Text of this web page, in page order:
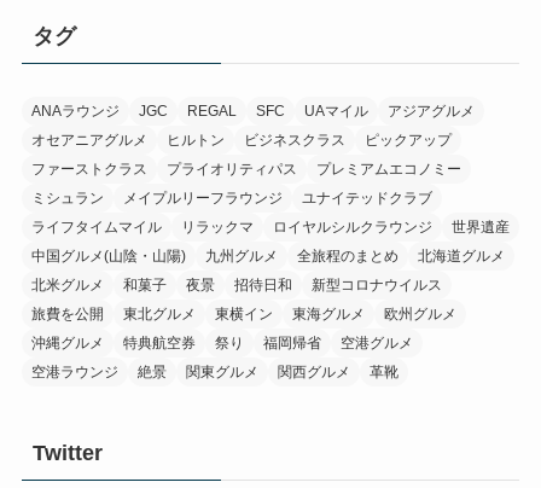
ブ
タグ
ANAラウンジ JGC REGAL SFC UAマイル
アジアグルメ
オセアニアグルメ
ヒルトン ビジネスクラス
ピックアップ
ファーストクラス
プライオリティパス
プレミアムエコノミー
ミシュラン
メイプルリーフラウンジ
ユナイテッドクラブ
ライフタイムマイル
リラックマ ロイヤルシルクラウンジ
世界遺産
中国グルメ(山陰・山陽)
九州グルメ 全旅程のまとめ
北海道グルメ
北米グルメ
和菓子 夜景 招待日和
新型コロナウイルス
旅費を公開
東北グルメ 東横イン 東海グルメ
欧州グルメ
沖縄グルメ
特典航空券 祭り 福岡帰省
空港グルメ
空港ラウンジ
絶景 関東グルメ 関西グルメ 革靴
Twitter